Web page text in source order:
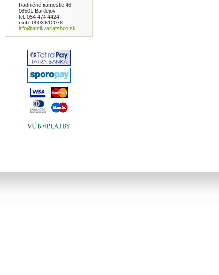
Radničné námestie 46
08501 Bardejov
tel: 054 474 4424
mob: 0903 612078
info@antikvariatshop.sk